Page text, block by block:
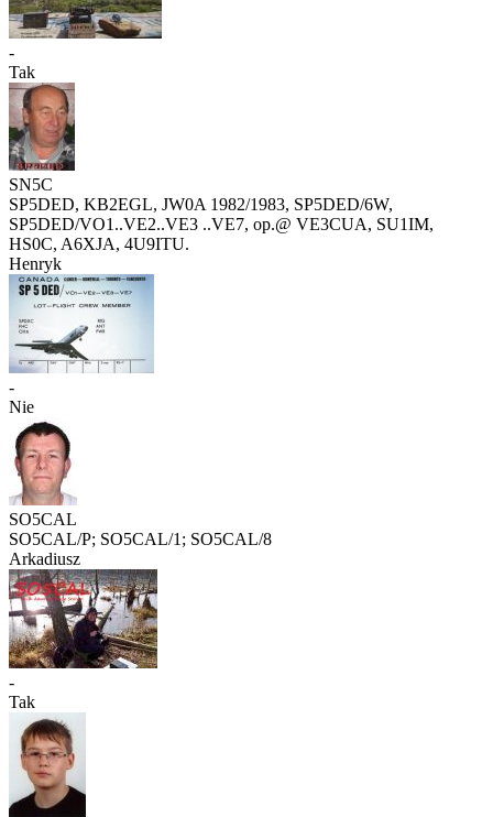
-
Tak
SN5C
SP5DED, KB2EGL, JW0A 1982/1983, SP5DED/6W,
SP5DED/VO1..VE2..VE3 ..VE7, op.@ VE3CUA, SU1IM,
HS0C, A6XJA, 4U9ITU.
Henryk
-
Nie
SO5CAL
SO5CAL/P; SO5CAL/1; SO5CAL/8
Arkadiusz
-
Tak